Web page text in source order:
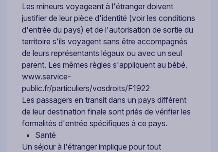
Les mineurs voyageant à l'étranger doivent
justifier de leur pièce d'identité (voir les conditions
d'entrée du pays) et de l'autorisation de sortie du
territoire s'ils voyagent sans être accompagnés
de leurs représentants légaux ou avec un seul
parent. Les mêmes règles s'appliquent au bébé.
www.service-
public.fr/particuliers/vosdroits/F1922
Les passagers en transit dans un pays différent
de leur destination finale sont priés de vérifier les
formalités d'entrée spécifiques à ce pays.
Santé
Un séjour à l'étranger implique pour tout